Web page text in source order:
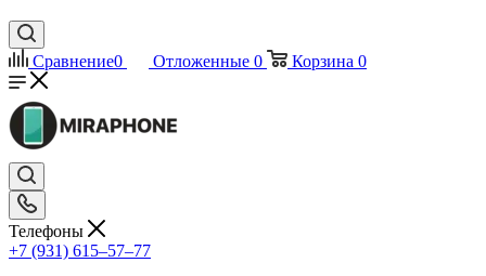
Сравнение0 Отложенные 0 Корзина 0
Телефоны
+7 (931) 615‒57‒77